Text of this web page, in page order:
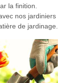
la finition.
nos jardiniers
de jardinage.